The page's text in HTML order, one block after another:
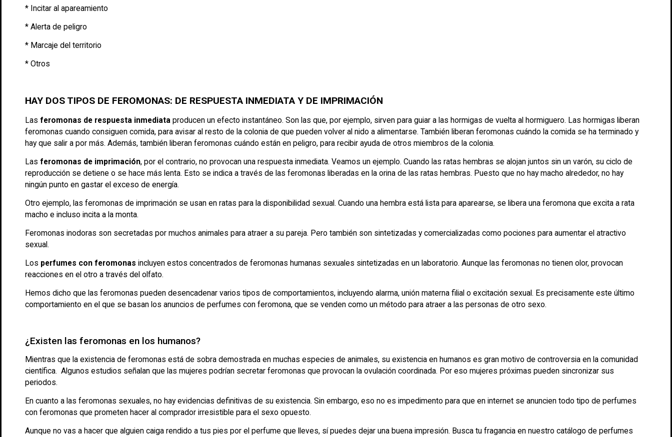
* Incitar al apareamiento
* Alerta de peligro
* Marcaje del territorio
* Otros
HAY DOS TIPOS DE FEROMONAS: DE RESPUESTA INMEDIATA Y DE IMPRIMACIÓN
Las feromonas de respuesta inmediata producen un efecto instantáneo. Son las que, por ejemplo, sirven para guiar a las hormigas de vuelta al hormiguero. Las hormigas liberan
feromonas cuando consiguen comida, para avisar al resto de la colonia de que pueden volver al nido a alimentarse. También liberan feromonas cuándo la comida se ha terminado y
hay que salir a por más. Además, también liberan feromonas cuándo están en peligro, para recibir ayuda de otros miembros de la colonia.
Las feromonas de imprimación, por el contrario, no provocan una respuesta inmediata. Veamos un ejemplo. Cuando las ratas hembras se alojan juntos sin un varón, su ciclo de
reproducción se detiene o se hace más lenta. Esto se indica a través de las feromonas liberadas en la orina de las ratas hembras. Puesto que no hay macho alrededor, no hay
ningún punto en gastar el exceso de energía.
Otro ejemplo, las feromonas de imprimación se usan en ratas para la disponibilidad sexual. Cuando una hembra está lista para aparearse, se libera una feromona que excita a rata
macho e incluso incita a la monta.
Feromonas inodoras son secretadas por muchos animales para atraer a su pareja. Pero también son sintetizadas y comercializadas como pociones para aumentar el atractivo
sexual.
Los perfumes con feromonas incluyen estos concentrados de feromonas humanas sexuales sintetizadas en un laboratorio. Aunque las feromonas no tienen olor, provocan
reacciones en el otro a través del olfato.
Hemos dicho que las feromonas pueden desencadenar varios tipos de comportamientos, incluyendo alarma, unión materna filial o excitación sexual. Es precisamente este último
comportamiento en el que se basan los anuncios de perfumes con feromona, que se venden como un método para atraer a las personas de otro sexo.
¿Existen las feromonas en los humanos?
Mientras que la existencia de feromonas está de sobra demostrada en muchas especies de animales, su existencia en humanos es gran motivo de controversia en la comunidad
científica. Algunos estudios señalan que las mujeres podrían secretar feromonas que provocan la ovulación coordinada. Por eso mujeres próximas pueden sincronizar sus
periodos.
En cuanto a las feromonas sexuales, no hay evidencias definitivas de su existencia. Sin embargo, eso no es impedimento para que en internet se anuncien todo tipo de perfumes
con feromonas que prometen hacer al comprador irresistible para el sexo opuesto.
Aunque no vas a hacer que alguien caiga rendido a tus pies por el perfume que lleves, sí puedes dejar una buena impresión. Busca tu fragancia en nuestro catálogo de perfumes